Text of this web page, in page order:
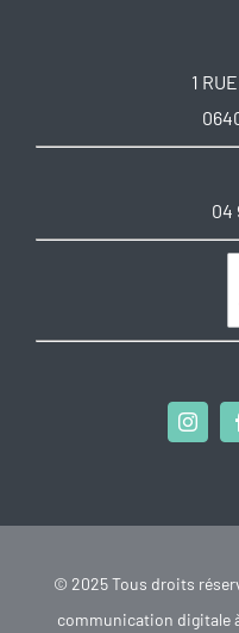
1
04
© 2025 Tous droits
communication digitale